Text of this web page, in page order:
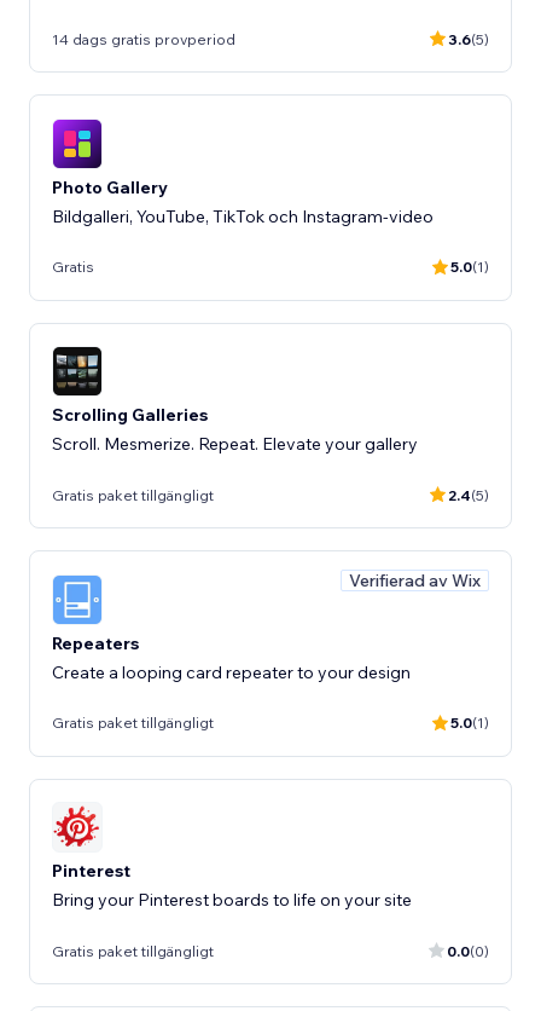
14 dags gratis provperiod 3.6(5)
Photo Gallery
Bildgalleri, YouTube, TikTok och Instagram-video
Gratis 5.0(1)
Scrolling Galleries
Scroll. Mesmerize. Repeat. Elevate your gallery
Gratis paket tillgängligt 2.4(5)
Verifierad av Wix
Repeaters
Create a looping card repeater to your design
Gratis paket tillgängligt 5.0(1)
Pinterest
Bring your Pinterest boards to life on your site
Gratis paket tillgängligt 0.0(0)